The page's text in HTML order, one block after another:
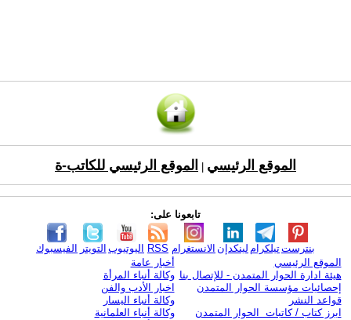
الموقع الرئيسي الموقع الرئيسي للكاتب-ة
تابعونا على:
الفيسبوك التويتر اليوتيوب RSS الانستغرام لينكدإن تيلكرامبنترست
الموقع الرئيسي
هيئة ادارة الحوار المتمدن - للإتصال بنا
إحصائيات مؤسسة الحوار المتمدن
قواعد النشر
ابرز كتاب / كاتبات الحوار المتمدن
أخبار عامة
وكالة أنباء المرأة
اخبار الأدب والفن
وكالة أنباء اليسار
وكالة أنباء العلمانية